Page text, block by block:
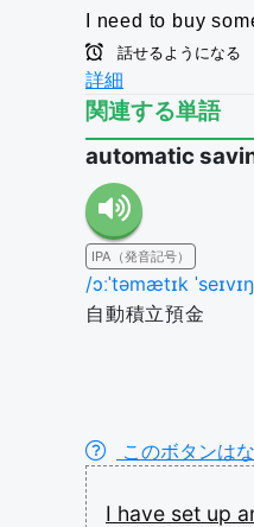
I need to buy
話せるようになる
詳細
関連する単語
automatic
IPA（発音記号）
/ɔːˈtəmætɪk
自動積立預金
このボタンは
I have set up